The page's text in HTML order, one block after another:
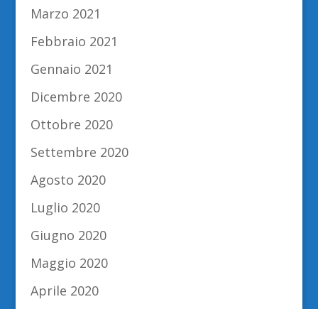
Marzo 2021
Febbraio 2021
Gennaio 2021
Dicembre 2020
Ottobre 2020
Settembre 2020
Agosto 2020
Luglio 2020
Giugno 2020
Maggio 2020
Aprile 2020